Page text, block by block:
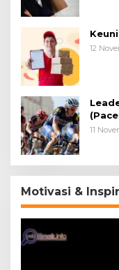
12
11
Motivasi &